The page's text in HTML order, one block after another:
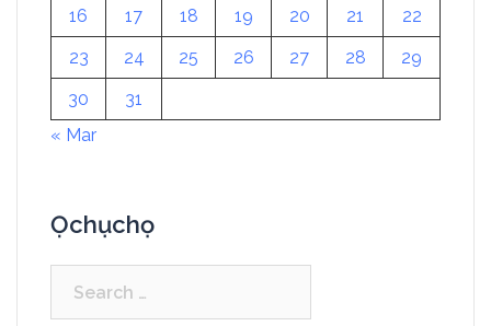
16
17 18 19 20 21
22
23
24 25 26 27 28
29
30
31
« Mar
Ọchụchọ